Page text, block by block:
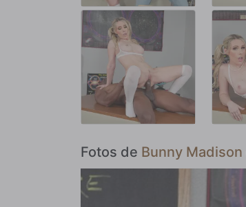
Fotos de Bunny Madison